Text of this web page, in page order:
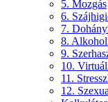
5. Mozgás
6.
7.
8.
9.
10.
11.
12.